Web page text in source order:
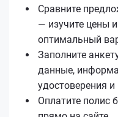
Сравните
— изучите цены
оптимальный
Заполните
данные,
удостоверения
Оплатите полис